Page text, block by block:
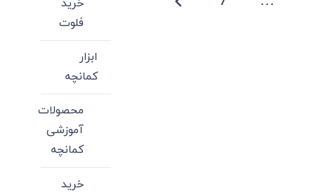
خرید
فلوت
ابزار
کمانچه
محصولات
آموزشی
کمانچه
خرید